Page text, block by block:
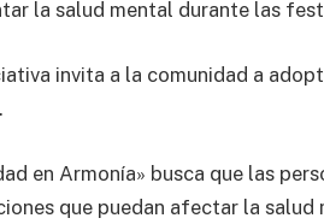
la salud mental durante las
invita a la comunidad a
en Armonía» busca que las
que puedan afectar la salud